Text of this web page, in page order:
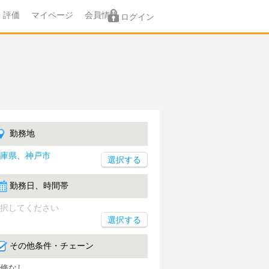
評価 マイページ 会員情報 ログイン
勤務地
県、神戸市
勤務日、時間帯
してください
選択する
その他条件・チェーン